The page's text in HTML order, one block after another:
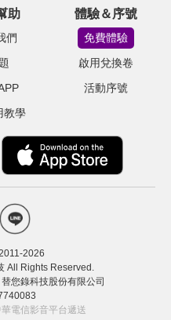
助
們
教學
體驗＆序號
免費體驗
啟用兌換卷
活動序號
2026
All Rights Reserved.
您錄科技股份有限公司
電信影音平台遞送